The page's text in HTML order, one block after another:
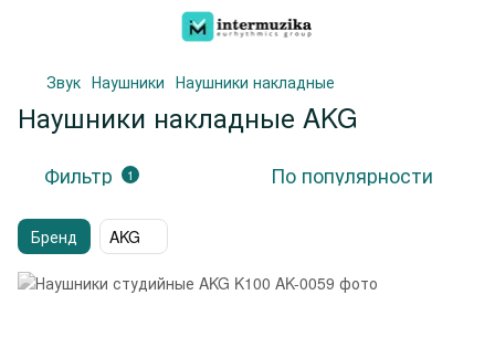
Звук Наушники Наушники накладные
Наушники накладные AKG
Фильтр 1 По популярности
Бренд AKG